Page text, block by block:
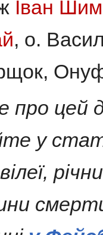
Іван
, о.
про цей
у